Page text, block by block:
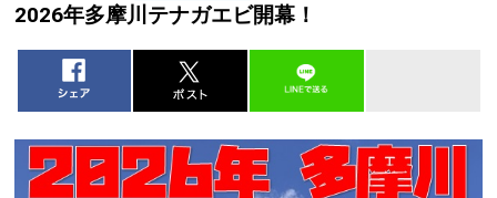
2026年多摩川テナガエビ開幕！